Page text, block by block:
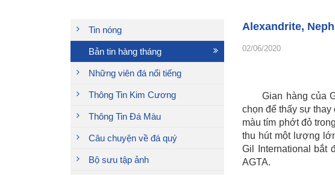
Tin nóng
Bản tin hàng tháng
Những viên đá nổi tiếng
Thông Tin Kim Cương
Thông Tin Đá Màu
Câu chuyện về đá quý
Bộ sưu tập ảnh
Alexandrite,
02/06/2020
Gian hàng của
chọn để thấy sự thay
màu tím phớt đỏ
thu hút một lượng
Gil International bắt
AGTA.